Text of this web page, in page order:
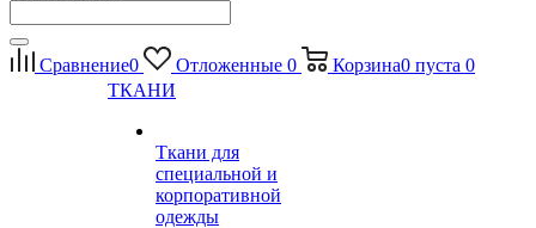
Сравнение0 Отложенные 0 Корзина0 пуста 0
ТКАНИ
Ткани для
специальной и
корпоративной
одежды